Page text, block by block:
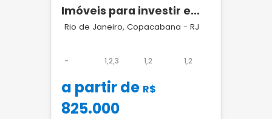
Imóveis para investir em
Copacabana
Rio de Janeiro, Copacabana - RJ
- 1,2,3 1,2 1,2
a partir de R$
825.000